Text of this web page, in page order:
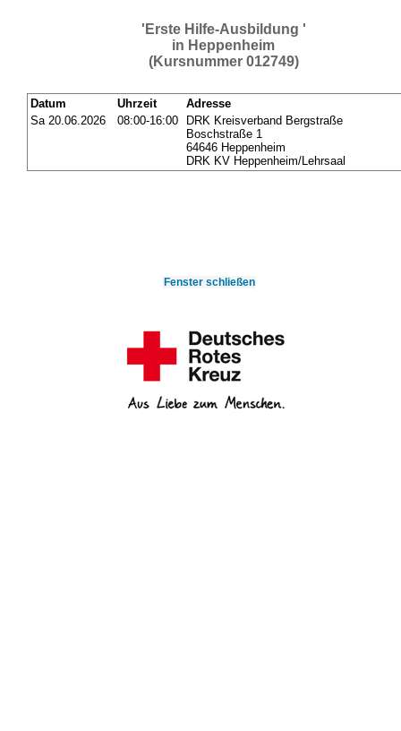
'Erste Hilfe-Ausbildung '
in Heppenheim
(Kursnummer 012749)
Datum Uhrzeit
Adresse
Sa 20.06.2026
08:00-16:00
DRK Kreisverband Bergstraße
Boschstraße 1
64646 Heppenheim
DRK KV Heppenheim/Lehrsaal
Fenster schließen